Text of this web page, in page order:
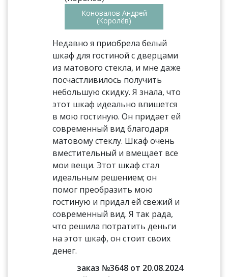
Коновалов Андрей
(Королёв)
Недавно я приобрела белый
шкаф для гостиной с дверцами
из матового стекла, и мне даже
посчастливилось получить
небольшую скидку. Я знала, что
этот шкаф идеально впишется
в мою гостиную. Он придает ей
современный вид благодаря
матовому стеклу. Шкаф очень
вместительный и вмещает все
мои вещи. Этот шкаф стал
идеальным решением; он
помог преобразить мою
гостиную и придал ей свежий и
современный вид. Я так рада,
что решила потратить деньги
на этот шкаф, он стоит своих
денег.
заказ №3648 от 20.08.2024